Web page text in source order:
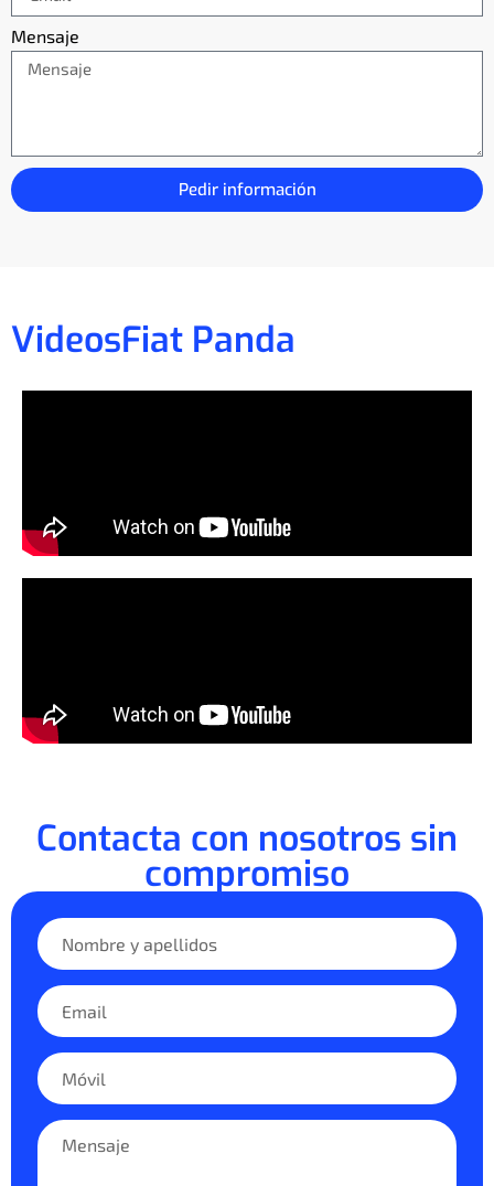
Mensaje
Pedir información
VideosFiat Panda
Contacta con nosotros sin
compromiso